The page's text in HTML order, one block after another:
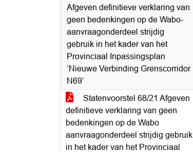
Afgeven definitieve verklaring van
geen bedenkingen op de Wabo-
aanvraagonderdeel strijdig
gebruik in het kader van het
Provinciaal Inpassingsplan
‘Nieuwe Verbinding Grenscorridor
N69’
Statenvoorstel 68/21 Afgeven
definitieve verklaring van geen
bedenkingen op de Wabo
aanvraagonderdeel strijdig gebruik
in het kader van het Provinciaal